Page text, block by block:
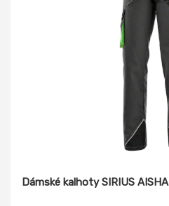
Dámské kalhoty SIRIUS AISHA